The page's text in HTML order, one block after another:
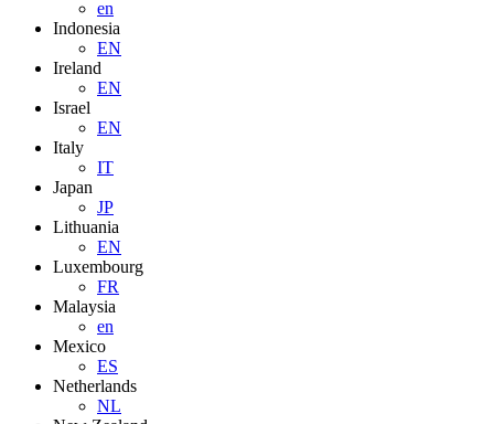
en
Indonesia
EN
Ireland
EN
Israel
EN
Italy
IT
Japan
JP
Lithuania
EN
Luxembourg
FR
Malaysia
en
Mexico
ES
Netherlands
NL